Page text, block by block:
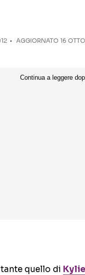
AGGIORNATO 16
quello di